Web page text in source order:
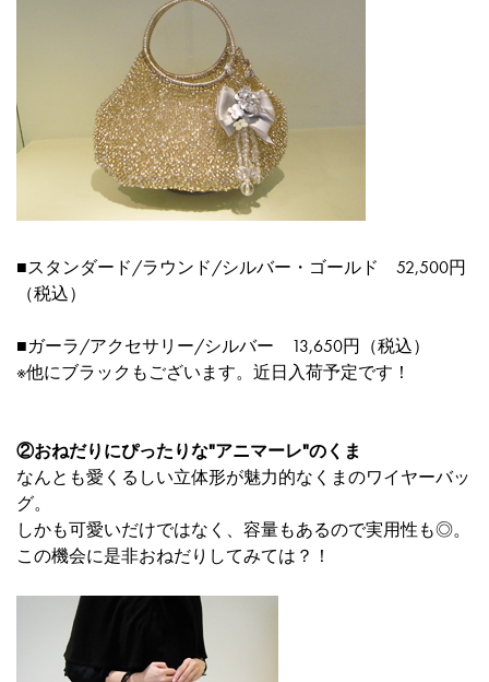
■スタンダード/ラウンド/シルバー・ゴールド 52,500円
（税込）
■ガーラ/アクセサリー/シルバー 13,650円（税込）
※他にブラックもございます。近日入荷予定です！
②おねだりにぴったりな"アニマーレ"のくま
なんとも愛くるしい立体形が魅力的なくまのワイヤーバッ
グ。
しかも可愛いだけではなく、容量もあるので実用性も◎。
この機会に是非おねだりしてみては？！